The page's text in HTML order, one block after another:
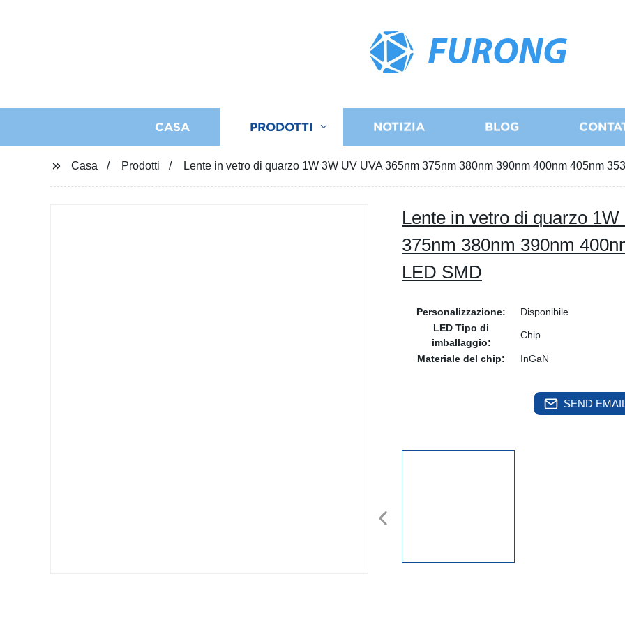
FURONG
CASA PRODOTTI NOTIZIA BLOG
Casa Prodotti Lente in vetro di quarzo 1W 3W UV UVA 365nm 375nm 380nm 390nm 400nm 405nm
Lente in vetro di quarzo
375nm 380nm 390nm
LED SMD
Personalizzazione:
Disponibile
LED Tipo di
imballaggio:
Chip
Materiale del chip: InGaN
SEND